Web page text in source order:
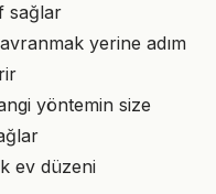
sağlar
yerine adım
yöntemin size
ev düzeni